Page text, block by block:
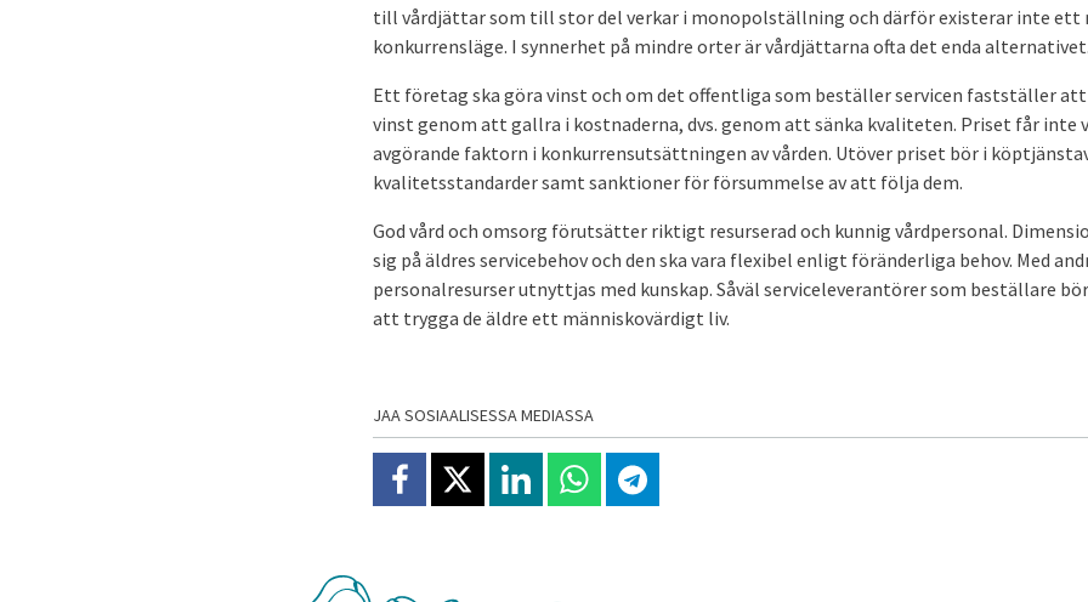
till vårdjättar som till stor del verkar i monopolställning och därför existerar inte
konkurrensläge. I synnerhet på mindre orter är vårdjättarna ofta det enda alternativet.
Ett företag ska göra vinst och om det offentliga som beställer servicen fastställer
vinst genom att gallra i kostnaderna, dvs. genom att sänka kvaliteten. Priset får inte
avgörande faktorn i konkurrensutsättningen av vården. Utöver priset bör i
kvalitetsstandarder samt sanktioner för försummelse av att följa dem.
God vård och omsorg förutsätter riktigt resurserad och kunnig vårdpersonal.
sig på äldres servicebehov och den ska vara flexibel enligt föränderliga behov. Med
personalresurser utnyttjas med kunskap. Såväl serviceleverantörer som beställare
att trygga de äldre ett människovärdigt liv.
JAA SOSIAALISESSA MEDIASSA
Jaa Facebookissa
Jaa X:ssäJaa Linkedinissä
Jaa Whatsappissa
Jaa Telegramissa